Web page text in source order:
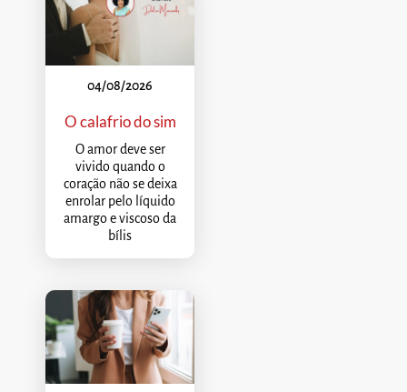
04/08/2026
O calafrio do sim
O amor deve ser
vivido quando o
coração não se deixa
enrolar pelo líquido
amargo e viscoso da
bílis